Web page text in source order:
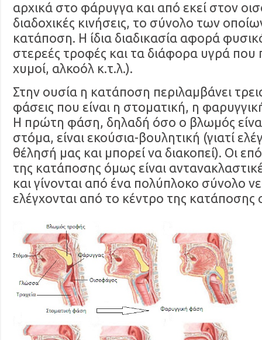
αρχικά στο φάρυγγα και από εκεί στον
διαδοχικές κινήσεις, το σύνολο των
κατάποση. Η ίδια διαδικασία αφορά
στερεές τροφές και τα διάφορα υγρά που
χυμοί, αλκοόλ κ.τ.λ.).
Στην ουσία η κατάποση περιλαμβάνει
φάσεις που είναι η στοματική, η
Η πρώτη φάση, δηλαδή όσο ο βλωμός
στόμα, είναι εκούσια-βουλητική (γιατί
θέλησή μας και μπορεί να διακοπεί). Οι
της κατάποσης όμως είναι
και γίνονται από ένα πολύπλοκο σύνολο
ελέγχονται από το κέντρο της κατάποσης